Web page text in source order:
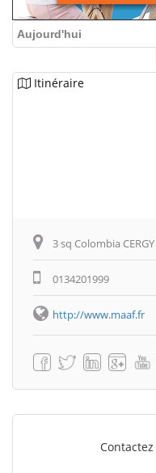
Aujourd'hui
Itinéraire
3 sq Colombia CERGY
0134201999
http://www.maaf.fr
Contactez